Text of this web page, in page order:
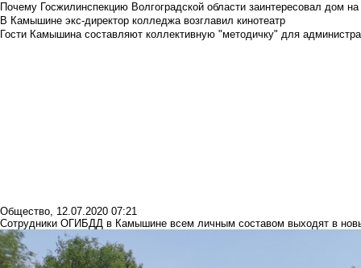
Почему Госжилинспекцию Волгоградской области заинтересовал дом
В Камышине экс-директор колледжа возглавил кинотеатр
Гости Камышина составляют коллективную "методичку" для
Общество, 12.07.2020 07:21
Сотрудники ОГИБДД в Камышине всем личным составом выходят в